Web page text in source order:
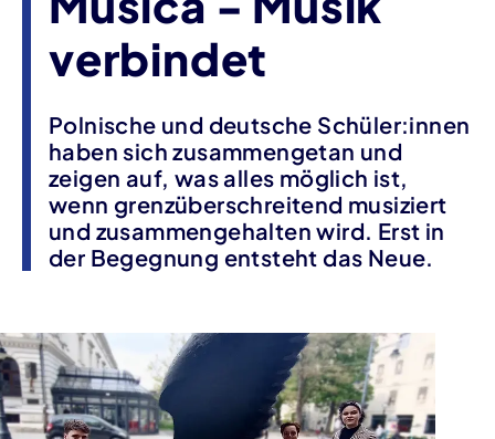
verbindet
Polnische und deutsche Schüler:innen
haben sich zusammengetan und
zeigen auf, was alles möglich ist,
wenn grenzüberschreitend musiziert
und zusammengehalten wird. Erst in
der Begegnung entsteht das Neue.